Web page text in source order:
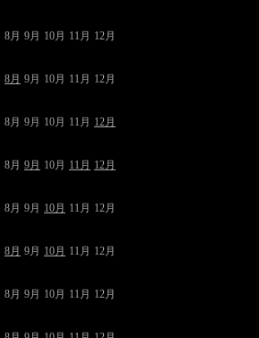
8月 9月 10月 11月 12月
8月 9月 10月 11月 12月
8月 9月 10月 11月 12月
8月 9月 10月 11月 12月
8月 9月 10月 11月 12月
8月 9月 10月 11月 12月
8月 9月 10月 11月 12月